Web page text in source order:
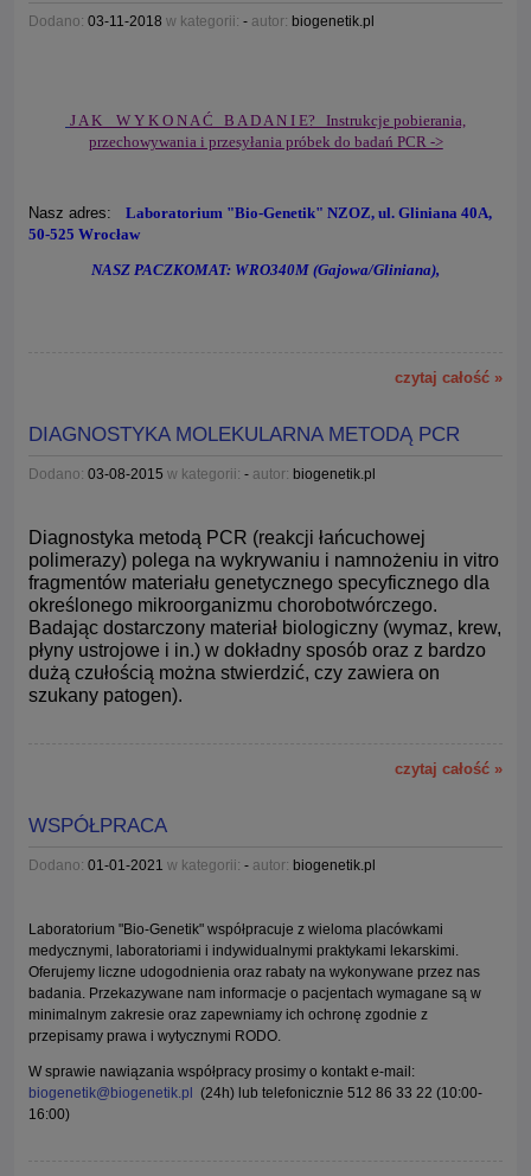
Dodano: 03-11-2018 w kategorii: - autor: biogenetik.pl
J A K W Y K O N A Ć B A D A N I E? Instrukcje pobierania,
przechowywania i przesyłania próbek do badań PCR ->
Nasz adres:
Laboratorium "Bio-Genetik" NZOZ, ul. Gliniana 40A,
50-525 Wrocław
NASZ PACZKOMAT: WRO340M (Gajowa/Gliniana),
czytaj całość »
DIAGNOSTYKA MOLEKULARNA METODĄ PCR
Dodano: 03-08-2015 w kategorii: - autor: biogenetik.pl
Diagnostyka metodą PCR (reakcji łańcuchowej
polimerazy) polega na wykrywaniu i namnożeniu in vitro
fragmentów materiału genetycznego specyficznego dla
określonego mikroorganizmu chorobotwórczego.
Badając dostarczony materiał biologiczny (wymaz, krew,
płyny ustrojowe i in.) w dokładny sposób oraz z bardzo
dużą czułością można stwierdzić, czy zawiera on
szukany patogen).
czytaj całość »
WSPÓŁPRACA
Dodano: 01-01-2021 w kategorii: - autor: biogenetik.pl
Laboratorium "Bio-Genetik" współpracuje z wieloma placówkami
medycznymi, laboratoriami i indywidualnymi praktykami lekarskimi.
Oferujemy liczne udogodnienia oraz rabaty na wykonywane przez nas
badania. Przekazywane nam informacje o pacjentach wymagane są w
minimalnym zakresie oraz zapewniamy ich ochronę zgodnie z
przepisamy prawa i wytycznymi RODO.
W sprawie nawiązania współpracy prosimy o kontakt e-mail:
biogenetik@biogenetik.pl
(24h) lub telefonicznie 512 86 33 22 (10:00-
16:00)